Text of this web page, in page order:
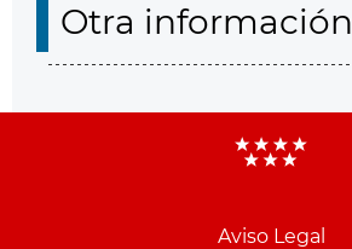
Otra información
Aviso Legal